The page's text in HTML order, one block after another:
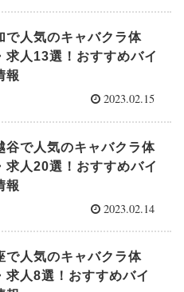
で人気のキャバクラ体
求人13選！おすすめバイ
報
2023.02.15
谷で人気のキャバクラ体
求人20選！おすすめバイ
報
2023.02.14
で人気のキャバクラ体
求人8選！おすすめバイ